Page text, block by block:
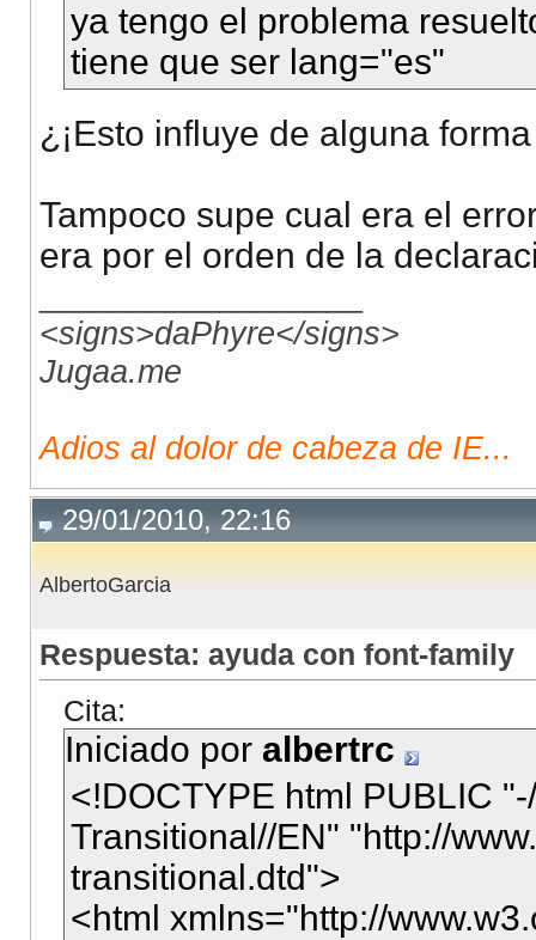
ya tengo el problema
tiene que ser lang="es"
¿¡Esto influye de alguna
Tampoco supe cual era el
era por el orden de la
<signs>daPhyre</signs>
Jugaa.me
Adios al dolor de cabeza de IE...
29/01/2010, 22:16
AlbertoGarcia
Respuesta: ayuda con font-family
Cita:
Iniciado por albertrc
<!DOCTYPE html PUBLIC
Transitional//EN" "http://
transitional.dtd">
<html xmlns="http://